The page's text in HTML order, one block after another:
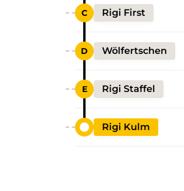
Rigi First
Wölfertschen
Rigi Staffel
Rigi Kulm